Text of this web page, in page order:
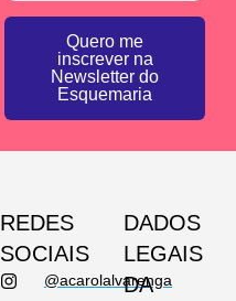
Quero me
inscrever na
Newsletter do
Esquemaria
REDES
SOCIAIS
@acarolalvarenga
DADOS
LEGAIS
DA